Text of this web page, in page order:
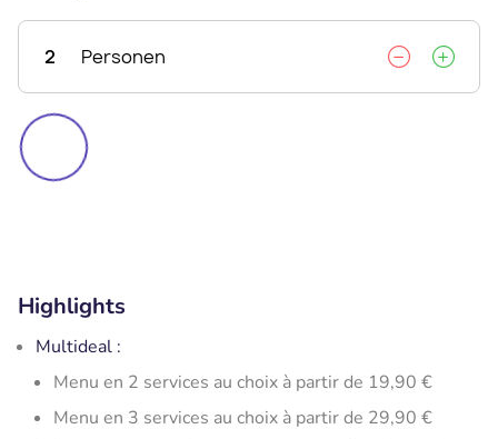
2 Personen
Highlights
Multideal :
Menu en 2 services au choix à partir de 19,90 €
Menu en 3 services au choix à partir de 29,90 €